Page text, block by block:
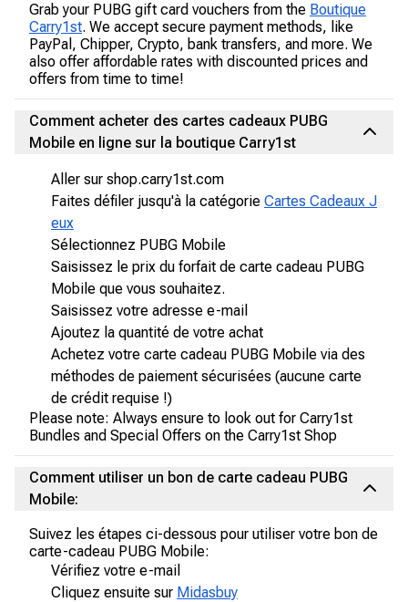
Grab your PUBG gift card vouchers from the Boutique
Carry1st. We accept secure payment methods, like
PayPal, Chipper, Crypto, bank transfers, and more. We
also offer affordable rates with discounted prices and
offers from time to time!
Comment acheter des cartes cadeaux PUBG
Mobile en ligne sur la boutique Carry1st
Aller sur shop.carry1st.com
Faites défiler jusqu'à la catégorie Cartes Cadeaux J
eux
Sélectionnez PUBG Mobile
Saisissez le prix du forfait de carte cadeau PUBG
Mobile que vous souhaitez.
Saisissez votre adresse e-mail
Ajoutez la quantité de votre achat
Achetez votre carte cadeau PUBG Mobile via des
méthodes de paiement sécurisées (aucune carte
de crédit requise !)
Please note: Always ensure to look out for Carry1st
Bundles and Special Offers on the Carry1st Shop
Comment utiliser un bon de carte cadeau PUBG
Mobile:
Suivez les étapes ci-dessous pour utiliser votre bon de
carte-cadeau PUBG Mobile:
Vérifiez votre e-mail
Cliquez ensuite sur Midasbuy